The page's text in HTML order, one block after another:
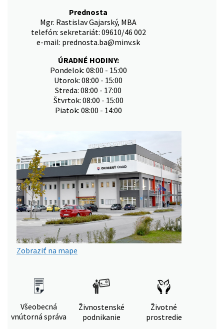
Prednosta
Mgr. Rastislav Gajarský, MBA
telefón: sekretariát: 09610/46 002
e-mail: prednosta.ba@minv.sk
ÚRADNÉ HODINY:
Pondelok: 08:00 - 15:00
Utorok: 08:00 - 15:00
Streda: 08:00 - 17:00
Štvrtok: 08:00 - 15:00
Piatok: 08:00 - 14:00
Zobraziť na mape
Všeobecná
vnútorná správa
Živnostenské
podnikanie
Životné
prostredie